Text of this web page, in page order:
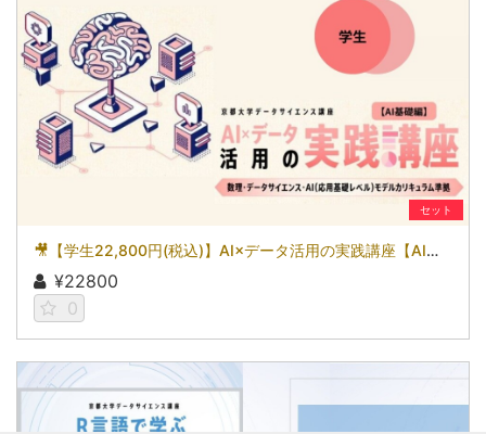
セット
🎥【学生22,800円(税込)】AI×データ活用の実践講座【AI基礎編】〜数理・データサイエンス・AI（応用基礎レベル）モデルカリキュラム準拠〜［京都大学データサイエンス講座］（2026）
¥22800
0